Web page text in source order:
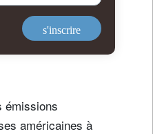
s'inscrire
émissions
américaines à